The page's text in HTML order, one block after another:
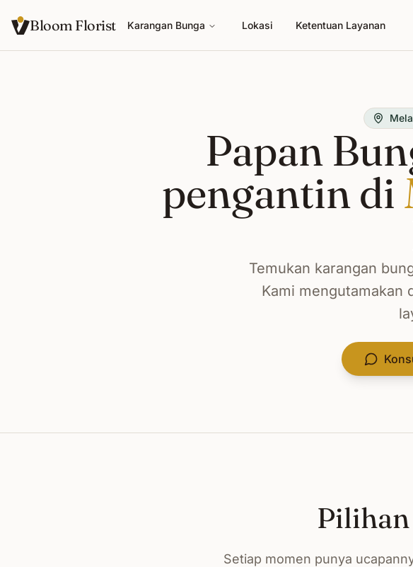
Bloom Florist Karangan Bunga Lokasi Ketentuan Layanan
Papan
pengantin di
Temukan karangan
Kami mengutamakan
Setiap momen punya